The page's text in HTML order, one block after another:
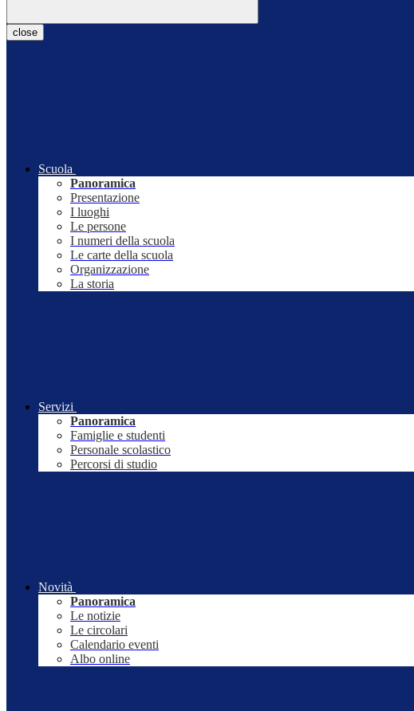
close
Scuola
Panoramica
Presentazione
I luoghi
Le persone
I numeri della scuola
Le carte della scuola
Organizzazione
La storia
Servizi
Panoramica
Famiglie e studenti
Personale scolastico
Percorsi di studio
Novità
Panoramica
Le notizie
Le circolari
Calendario eventi
Albo online